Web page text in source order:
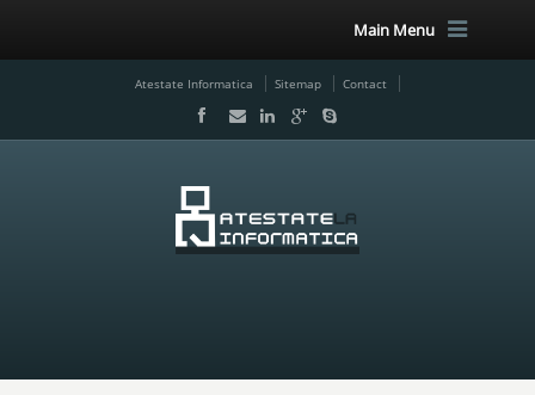
Main Menu
Atestate Informatica Sitemap Contact